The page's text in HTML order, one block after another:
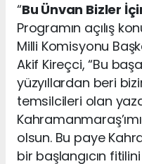
“Bu Ünvan Bizler
Programın açılış
Milli Komisyonu
Akif Kireçci, “Bu
yüzyıllardan beri
temsilcileri olan
olsun. Bu paye
bir başlangıcın